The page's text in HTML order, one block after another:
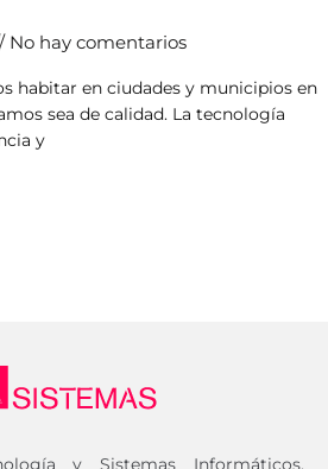
No hay comentarios
habitar en ciudades y municipios en
sea de calidad. La tecnología
y
y Sistemas Informáticos,